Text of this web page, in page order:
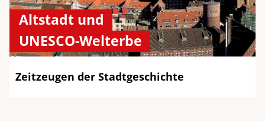
Altstadt und
UNESCO-Welterbe
Zeitzeugen der Stadtgeschichte